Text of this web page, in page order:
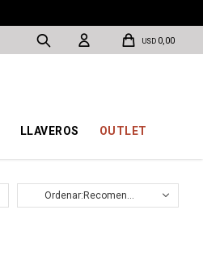
LLAVEROS OUTLET
USD 0,00
Recomendados